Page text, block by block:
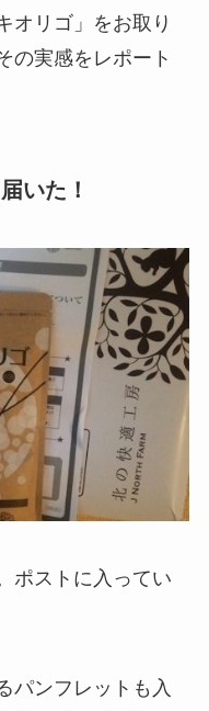
オリゴ」をお取り
の実感をレポート
いた！
ポストに入ってい
パンフレットも入